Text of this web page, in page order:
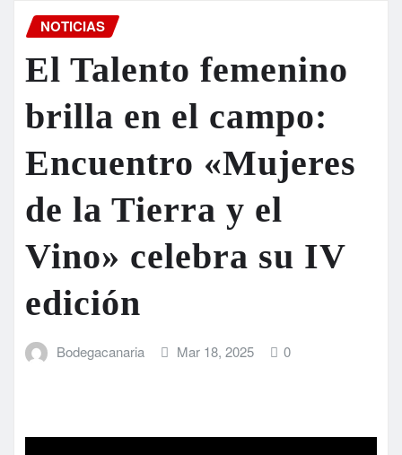
NOTICIAS
El Talento femenino
brilla en el campo:
Encuentro «Mujeres
de la Tierra y el
Vino» celebra su IV
edición
Bodegacanaria Mar 18, 2025 0